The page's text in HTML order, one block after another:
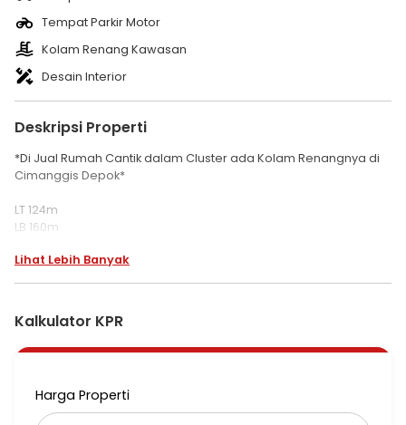
Tempat Parkir Motor
Kolam Renang Kawasan
Desain Interior
Deskripsi Properti
*Di Jual Rumah Cantik dalam Cluster ada Kolam Renangnya di
Cimanggis Depok*
LT 124m
LB 160m
Indoor swimming pool
Sertifikasi : shm on hand
Furnish : tidak
Lantai : granit
Fasilitas :
Lihat Lebih Banyak
Kalkulator KPR
Harga Properti